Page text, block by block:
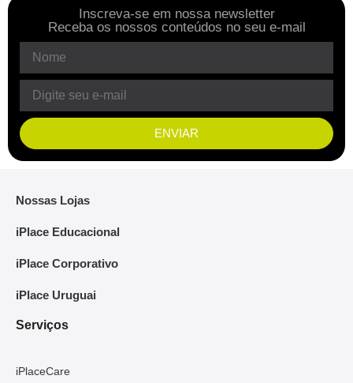
Inscreva-se em nossa newsletter
Receba os nossos conteúdos no seu e-mail
ENVIAR
Nossas Lojas
iPlace Educacional
iPlace Corporativo
iPlace Uruguai
Serviços
iPlaceCare